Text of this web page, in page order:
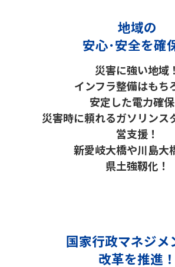
地域の
安心･安全を確
災害に強い地域！
インフラ整備はもち
安定した電力確保
災害時に頼れるガソリンス
営支援！
新愛岐大橋や川島大
県土強靱化！
国家行政マネジメ
改革を推進！